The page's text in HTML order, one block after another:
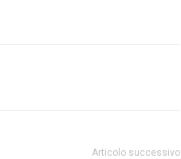
Articolo successivo